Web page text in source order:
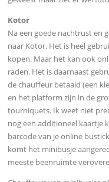
Kotor
Na een goede nachtrust en
naar Kotor. Het is heel
kopen. Maar het kan ook
raden. Het is daarnaast
de chauffeur betaald (een
en het platform zijn in de
tourniquets. Ik weet niet
nog een additioneel kaartje
barcode van je online
komt het minibusje
meeste beenruimte